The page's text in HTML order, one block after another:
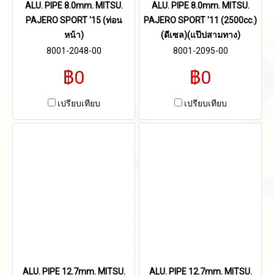
ALU. PIPE 8.0mm. MITSU.
PAJERO SPORT '15 (ท่อน
หน้า)
8001-2048-00
฿0
เปรียบเทียบ
ALU. PIPE 8.0mm. MITSU.
PAJERO SPORT '11 (2500cc.)
(ดีเซล)(แป๊ปสามทาง)
8001-2095-00
฿0
เปรียบเทียบ
ALU. PIPE 12.7mm. MITSU.
ALU. PIPE 12.7mm. MITSU.